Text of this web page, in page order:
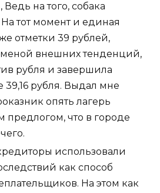
на того, собака
тот момент и единая
отметки 39 рублей,
внешних тенденций,
рубля и завершила
39,16 рубля. Выдал мне
опять лагерь
предлогом, что в городе
использовали
как способ
На этом как